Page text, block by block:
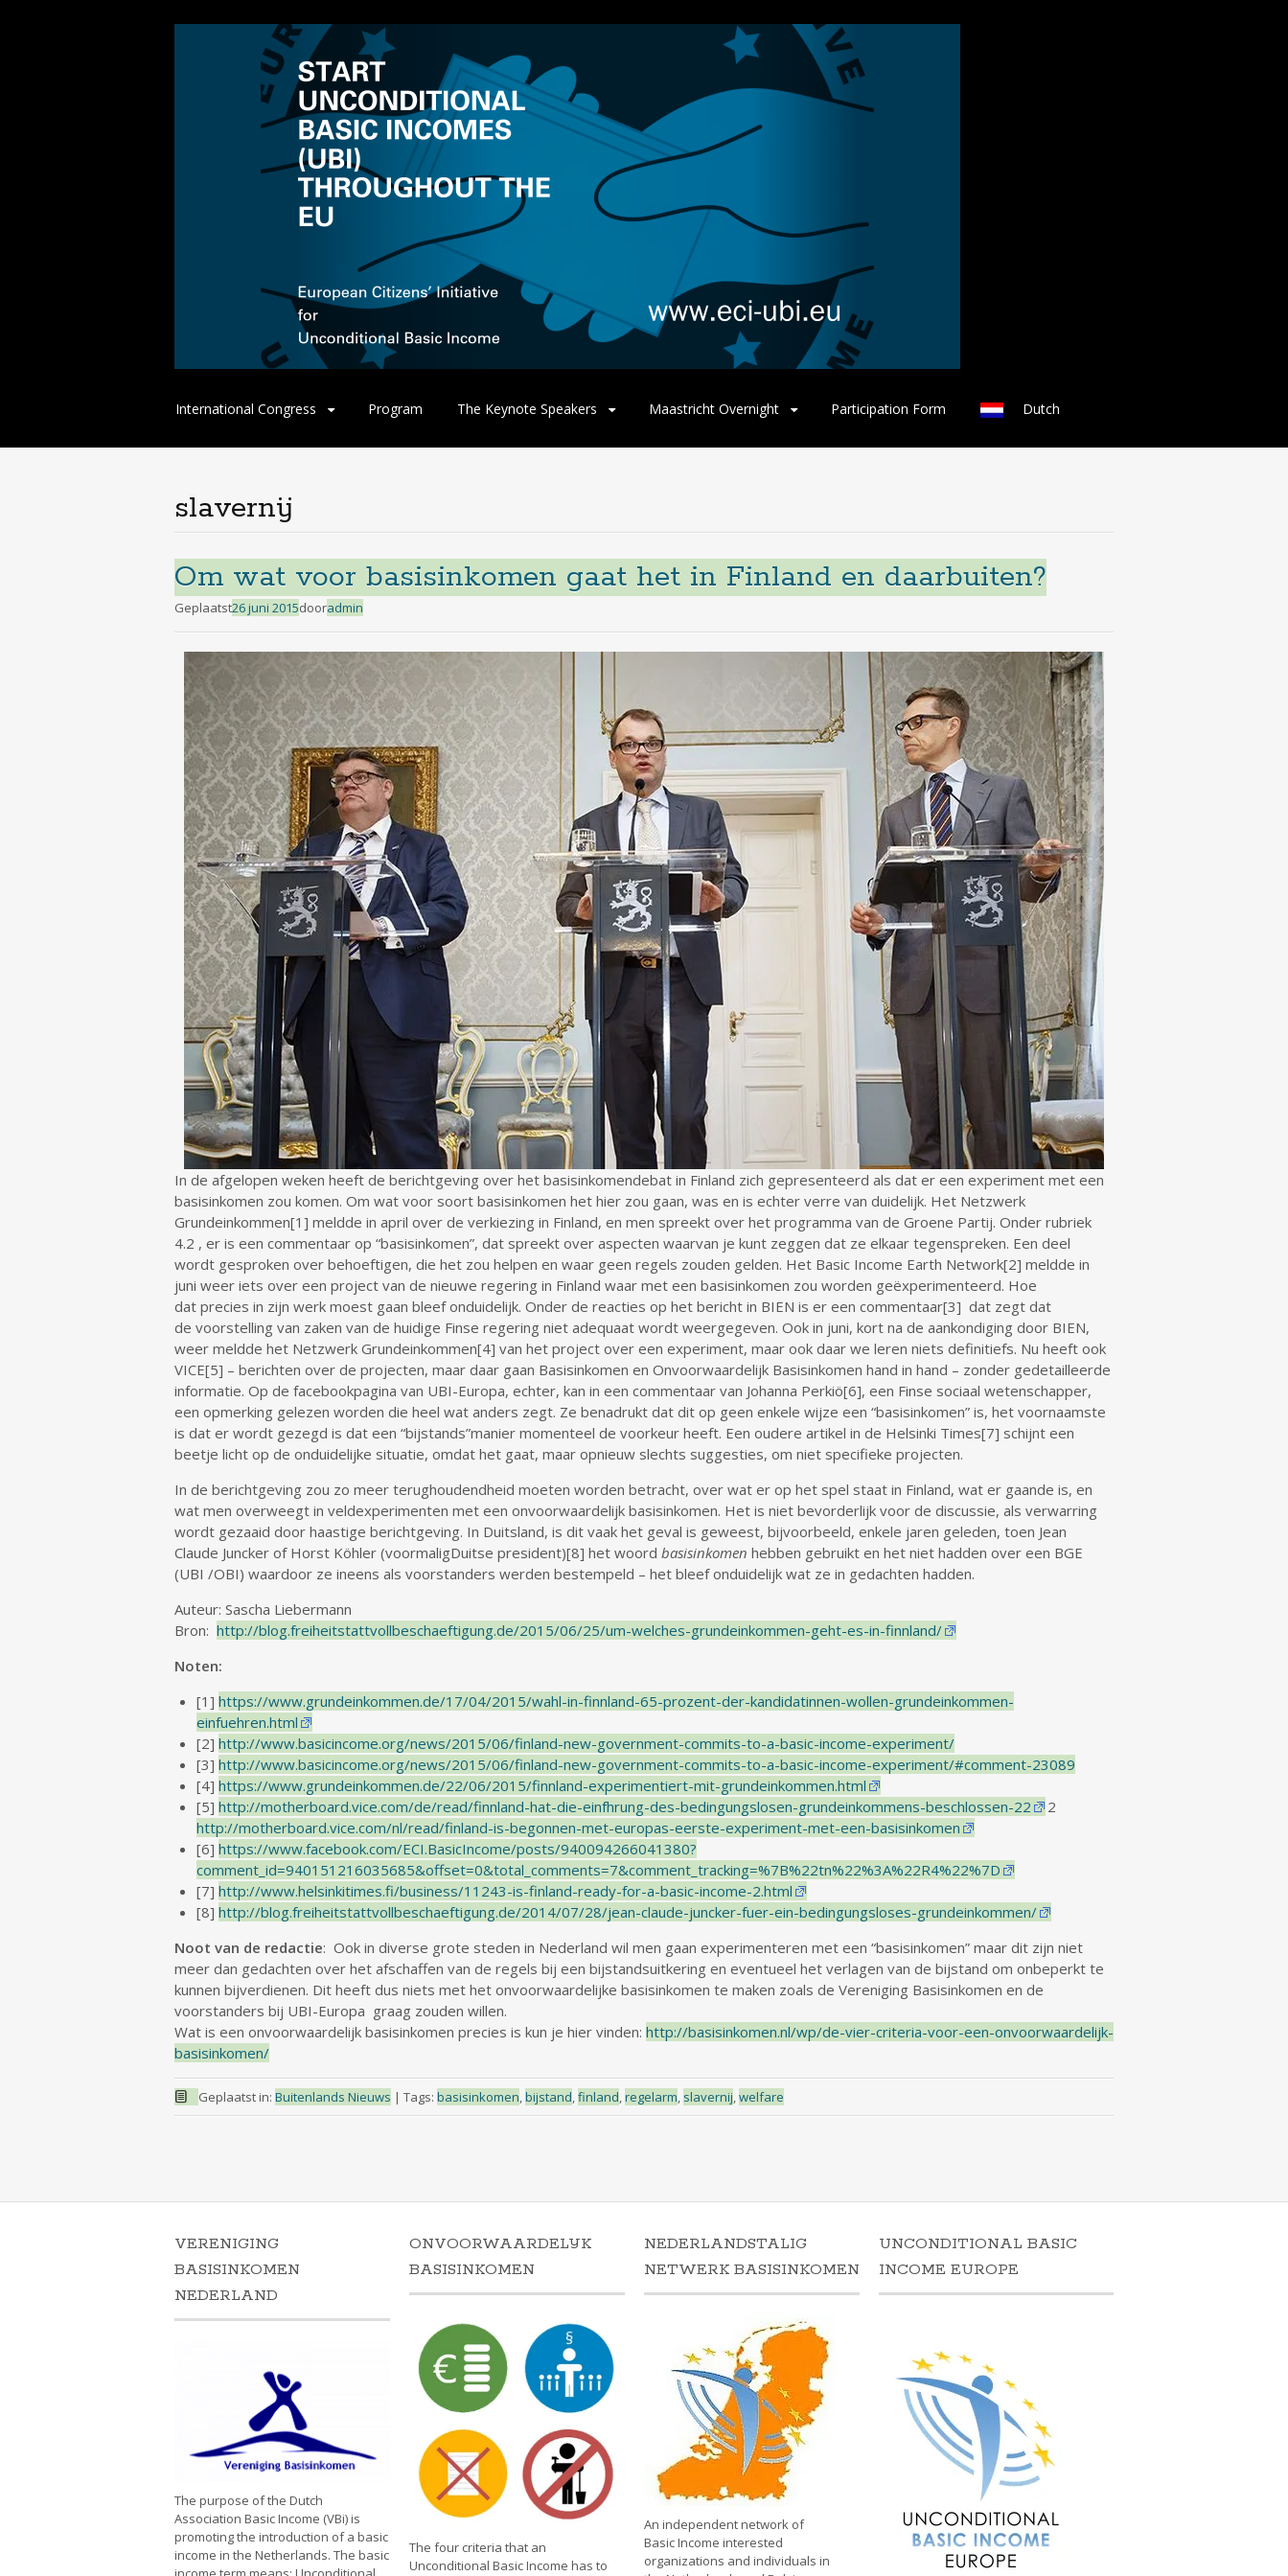
Spring
de
International Congress Program The Keynote Speakers Maastricht Overnight Participation Form Dutch
slavernij
Om wat voor basisinkomen gaat het in Finland en daarbuiten?
Geplaatst26 juni 2015dooradmin
In de afgelopen weken heeft de berichtgeving over het basisinkomendebat in Finland zich gepresenteerd als dat er een experiment met een
basisinkomen zou komen. Om wat voor soort basisinkomen het hier zou gaan, was en is echter verre van duidelijk. Het Netzwerk
Grundeinkommen[1] meldde in april over de verkiezing in Finland, en men spreekt over het programma van de Groene Partij. Onder rubriek
4.2 , er is een commentaar op “basisinkomen”, dat spreekt over aspecten waarvan je kunt zeggen dat ze elkaar tegenspreken. Een deel
wordt gesproken over behoeftigen, die het zou helpen en waar geen regels zouden gelden. Het Basic Income Earth Network[2] meldde in
juni weer iets over een project van de nieuwe regering in Finland waar met een basisinkomen zou worden geëxperimenteerd. Hoe
dat precies in zijn werk moest gaan bleef onduidelijk. Onder de reacties op het bericht in BIEN is er een commentaar[3] dat zegt dat
de voorstelling van zaken van de huidige Finse regering niet adequaat wordt weergegeven. Ook in juni, kort na de aankondiging door BIEN,
weer meldde het Netzwerk Grundeinkommen[4] van het project over een experiment, maar ook daar we leren niets definitiefs. Nu heeft ook
VICE[5] – berichten over de projecten, maar daar gaan Basisinkomen en Onvoorwaardelijk Basisinkomen hand in hand – zonder gedetailleerde
informatie. Op de facebookpagina van UBI-Europa, echter, kan in een commentaar van Johanna Perkiö[6], een Finse sociaal wetenschapper,
een opmerking gelezen worden die heel wat anders zegt. Ze benadrukt dat dit op geen enkele wijze een “basisinkomen” is, het voornaamste
is dat er wordt gezegd is dat een “bijstands”manier momenteel de voorkeur heeft. Een oudere artikel in de Helsinki Times[7] schijnt een
beetje licht op de onduidelijke situatie, omdat het gaat, maar opnieuw slechts suggesties, om niet specifieke projecten.
In de berichtgeving zou zo meer terughoudendheid moeten worden betracht, over wat er op het spel staat in Finland, wat er gaande is, en
wat men overweegt in veldexperimenten met een onvoorwaardelijk basisinkomen. Het is niet bevorderlijk voor de discussie, als verwarring
wordt gezaaid door haastige berichtgeving. In Duitsland, is dit vaak het geval is geweest, bijvoorbeeld, enkele jaren geleden, toen Jean
Claude Juncker of Horst Köhler (voormaligDuitse president)[8] het woord basisinkomen hebben gebruikt en het niet hadden over een BGE
(UBI /OBI) waardoor ze ineens als voorstanders werden bestempeld – het bleef onduidelijk wat ze in gedachten hadden.
Auteur: Sascha Liebermann
Bron: http://blog.freiheitstattvollbeschaeftigung.de/2015/06/25/um-welches-grundeinkommen-geht-es-in-finnland/
Noten:
[1] https://www.grundeinkommen.de/17/04/2015/wahl-in-finnland-65-prozent-der-kandidatinnen-wollen-grundeinkommen-
einfuehren.html
[2] http://www.basicincome.org/news/2015/06/finland-new-government-commits-to-a-basic-income-experiment/
[3] http://www.basicincome.org/news/2015/06/finland-new-government-commits-to-a-basic-income-experiment/#comment-23089
[4] https://www.grundeinkommen.de/22/06/2015/finnland-experimentiert-mit-grundeinkommen.html
[5] http://motherboard.vice.com/de/read/finnland-hat-die-einfhrung-des-bedingungslosen-grundeinkommens-beschlossen-22
2
http://motherboard.vice.com/nl/read/finland-is-begonnen-met-europas-eerste-experiment-met-een-basisinkomen
[6] https://www.facebook.com/ECI.BasicIncome/posts/940094266041380?
comment_id=940151216035685&offset=0&total_comments=7&comment_tracking=%7B%22tn%22%3A%22R4%22%7D
[7] http://www.helsinkitimes.fi/business/11243-is-finland-ready-for-a-basic-income-2.html
[8] http://blog.freiheitstattvollbeschaeftigung.de/2014/07/28/jean-claude-juncker-fuer-ein-bedingungsloses-grundeinkommen/
Noot van de redactie: Ook in diverse grote steden in Nederland wil men gaan experimenteren met een “basisinkomen” maar dit zijn niet
meer dan gedachten over het afschaffen van de regels bij een bijstandsuitkering en eventueel het verlagen van de bijstand om onbeperkt te
kunnen bijverdienen. Dit heeft dus niets met het onvoorwaardelijke basisinkomen te maken zoals de Vereniging Basisinkomen en de
voorstanders bij UBI-Europa graag zouden willen.
Wat is een onvoorwaardelijk basisinkomen precies is kun je hier vinden: http://basisinkomen.nl/wp/de-vier-criteria-voor-een-onvoorwaardelijk-
basisinkomen/
Geplaatst in: Buitenlands Nieuws | Tags: basisinkomen,bijstand,finland,regelarm, slavernij,welfare
VERENIGING
BASISINKOMEN
NEDERLAND
The purpose of the Dutch
Association Basic Income (VBi) is
promoting the introduction of a basic
income in the Netherlands. The basic
ONVOORWAARDELIJK
BASISINKOMEN
The four criteria that an
Unconditional Basic Income has to
NEDERLANDSTALIG
NETWERK BASISINKOMEN
An independent network of
Basic Income interested
organizations and individuals in
UNCONDITIONAL BASIC
INCOME EUROPE